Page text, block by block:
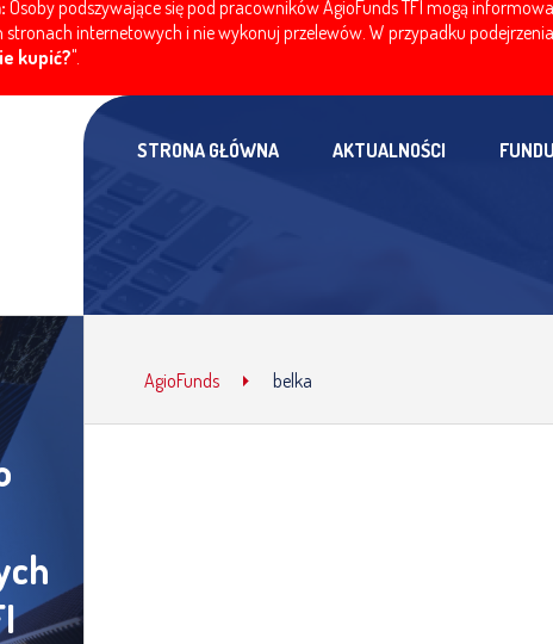
Osoby podszywające się pod pracowników AgioFunds TFI mogą
stronach internetowych i nie wykonuj przelewów. W przypadku
kupić?".
STRONA GŁÓWNA AKTUALNOŚCI
AgioFunds belka